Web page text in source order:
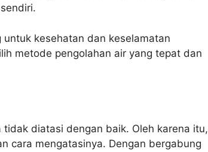
kesehatan dan keselamatan
metode pengolahan air yang tepat dan
diatasi dengan baik. Oleh karena itu,
cara mengatasinya. Dengan bergabung